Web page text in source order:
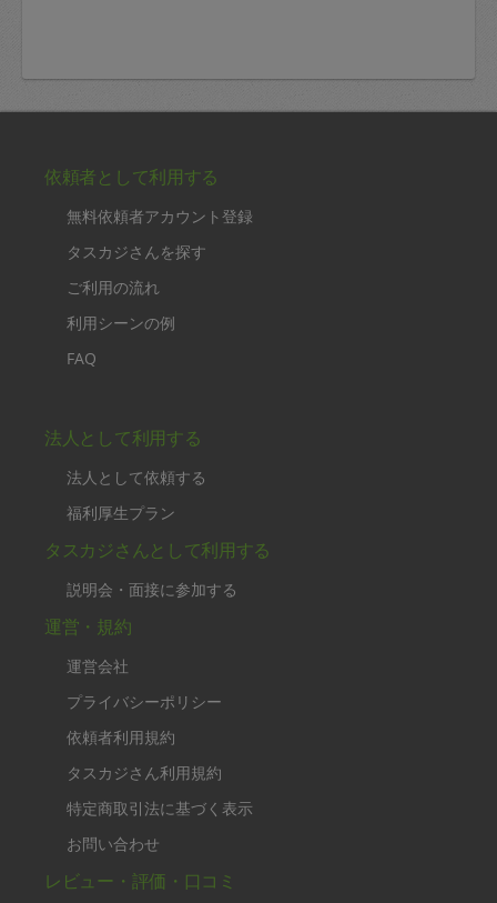
依頼者として利用する
無料依頼者アカウント登録
タスカジさんを探す
ご利用の流れ
利用シーンの例
FAQ
法人として利用する
法人として依頼する
福利厚生プラン
タスカジさんとして利用する
説明会・面接に参加する
運営・規約
運営会社
プライバシーポリシー
依頼者利用規約
タスカジさん利用規約
特定商取引法に基づく表示
お問い合わせ
レビュー・評価・口コミ